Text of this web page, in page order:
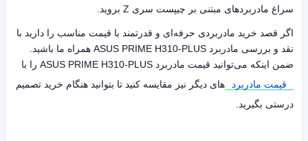
سراغ مادربردهای مبتنی بر چیپست سری Z بروید.
اگر قصد خرید مادربردی حرفه‌ای و قدرتمند با قیمت مناسب را دارید با
نقد و بررسی مادربرد ASUS PRIME H310-PLUS همراه ما باشید.
ضمن اینکه می‌توانید قیمت مادربرد ASUS PRIME H310-PLUS را با
قیمت مادربرد
های دیگر نیز مقایسه کنید تا بتوانید هنگام خرید تصمیم
درستی بگیرید.